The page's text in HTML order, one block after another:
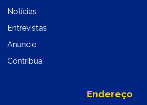
Notícias
Entrevistas
Anuncie
Contribua
Endereço